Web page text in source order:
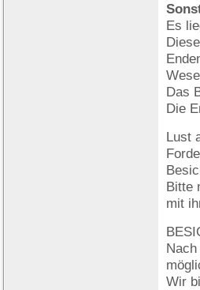
Es
Das
Die
Lust
Bitte
mit
Wir